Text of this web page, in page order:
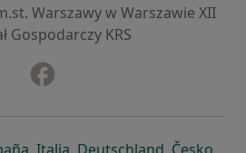
Warszawy w Warszawie XII
Gospodarczy KRS
nowej karcie
się w nowej karcie
otwiera się w nowej karcie
otwiera się w nowej
otwiera się